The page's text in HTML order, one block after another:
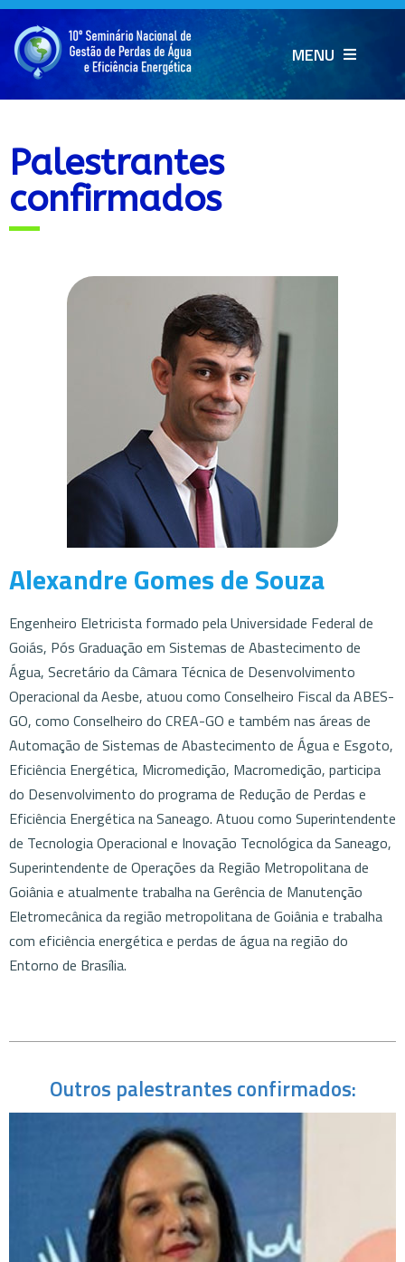
MENU
Palestrantes
confirmados
Alexandre Gomes de Souza
Engenheiro Eletricista formado pela Universidade Federal de
Goiás, Pós Graduação em Sistemas de Abastecimento de
Água, Secretário da Câmara Técnica de Desenvolvimento
Operacional da Aesbe, atuou como Conselheiro Fiscal da ABES-
GO, como Conselheiro do CREA-GO e também nas áreas de
Automação de Sistemas de Abastecimento de Água e Esgoto,
Eficiência Energética, Micromedição, Macromedição, participa
do Desenvolvimento do programa de Redução de Perdas e
Eficiência Energética na Saneago. Atuou como Superintendente
de Tecnologia Operacional e Inovação Tecnológica da Saneago,
Superintendente de Operações da Região Metropolitana de
Goiânia e atualmente trabalha na Gerência de Manutenção
Eletromecânica da região metropolitana de Goiânia e trabalha
com eficiência energética e perdas de água na região do
Entorno de Brasília.
Outros palestrantes confirmados: